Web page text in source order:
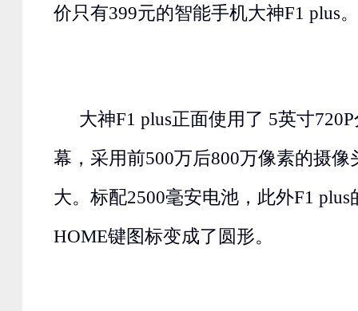
价只有399元的智能手机大神F1 plus。
大神F1 plus正面使用了 5英寸
幕，采用前500万后800万像素的摄像
大。标配2500毫安电池，此外F1
HOME键图标变成了圆形。